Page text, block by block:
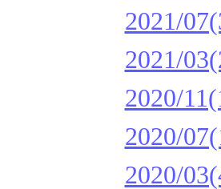
2021/
2021/
2020/
2020/
2020/